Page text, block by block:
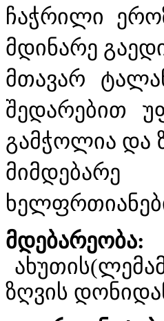
ჩაჭრილი
მდინარე
მთავარ
შედარებით
გამჭოლია და
მდებარეობა:
ზღვის